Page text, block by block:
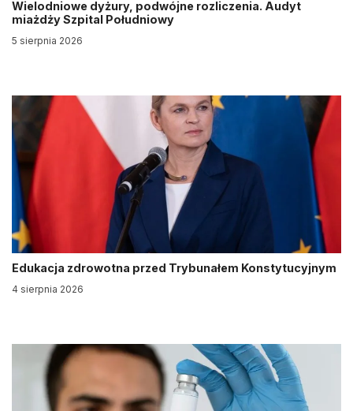
Wielodniowe dyżury, podwójne rozliczenia. Audyt
miażdży Szpital Południowy
5 sierpnia 2026
Edukacja zdrowotna przed Trybunałem Konstytucyjnym
4 sierpnia 2026